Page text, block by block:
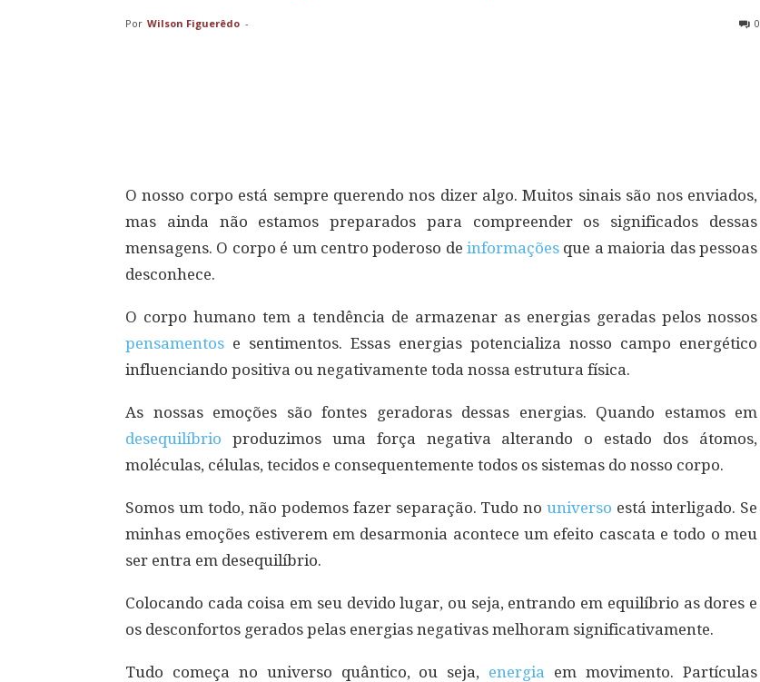
Por Wilson Figuerêdo - 0
O nosso corpo está sempre querendo nos dizer algo. Muitos sinais são nos enviados,
mas ainda não estamos preparados para compreender os significados dessas
mensagens. O corpo é um centro poderoso deinformações que a maioria das pessoas
desconhece.
O corpo humano tem a tendência de armazenar as energias geradas pelos nossos
pensamentos e sentimentos. Essas energias potencializa nosso campo energético
influenciando positiva ou negativamente toda nossa estrutura física.
As nossas emoções são fontes geradoras dessas energias. Quando estamos em
desequilíbrio produzimos uma força negativa alterando o estado dos átomos,
moléculas, células, tecidos e consequentemente todos os sistemas do nosso corpo.
Somos um todo, não podemos fazer separação. Tudo nouniverso está interligado. Se
minhas emoções estiverem em desarmonia acontece um efeito cascata e todo o meu
ser entra em desequilíbrio.
Colocando cada coisa em seu devido lugar, ou seja, entrando em equilíbrio as dores e
os desconfortos gerados pelas energias negativas melhoram significativamente.
Tudo começa no universo quântico, ou seja, energia em movimento. Partículas